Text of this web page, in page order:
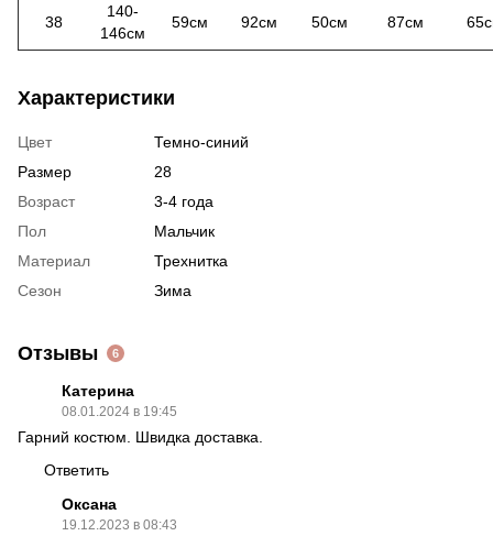
38
140-
146см
59см 92см 50см 87см
Характеристики
Цвет
Темно-синий
Размер
28
Возраст
3-4 года
Пол
Мальчик
Материал
Трехнитка
Сезон
Зима
Отзывы 6
Катерина
08.01.2024 в 19:45
Гарний костюм. Швидка доставка.
Ответить
Оксана
19.12.2023 в 08:43